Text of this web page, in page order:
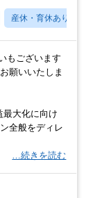
産休・育休あり
もございます
願いいたしま
最大化に向け
全般をディレ
…続きを読む